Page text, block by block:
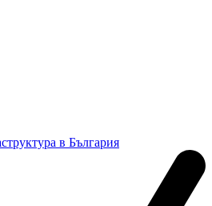
в България